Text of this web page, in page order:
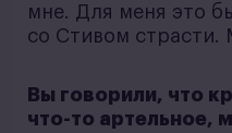
мне. Для меня это
со Стивом страсти.
Вы говорили, что
что-то артельное,